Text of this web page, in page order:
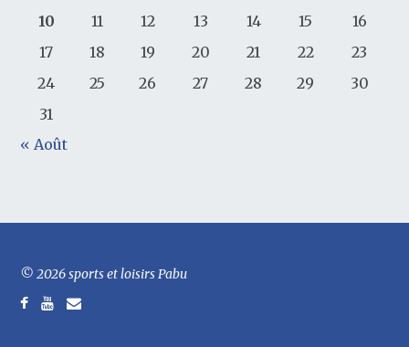
10
11 12 13 14 15
16
17
18 19 20 21 22
23
24
25 26 27 28 29
30
31
« Août
© 2026 sports et loisirs Pabu